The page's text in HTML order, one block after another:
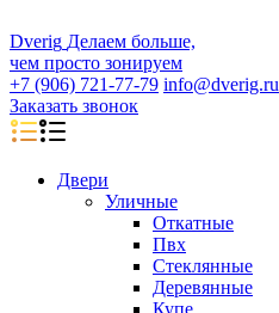
Dverig Делаем больше,
чем просто зонируем
+7 (906) 721-77-79 info@dverig.ru
Заказать звонок
Двери
Уличные
Откатные
Пвх
Стеклянные
Деревянные
Купе